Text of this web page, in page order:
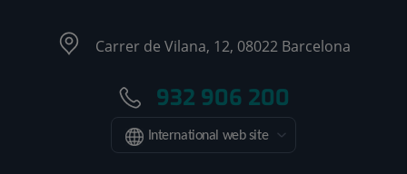
Carrer de Vilana, 12, 08022 Barcelona
932 906 200
International web site